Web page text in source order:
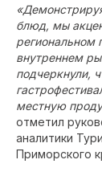
блюд, мы
региональном
внутреннем
подчеркнули,
местную
отметил
аналитики
Приморского